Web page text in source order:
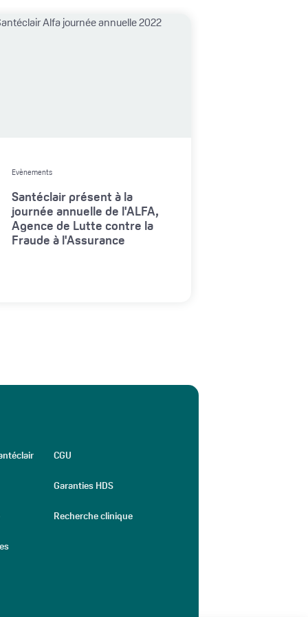
Evènements
Santéclair présent à la
journée annuelle de l'ALFA,
Agence de Lutte contre la
Fraude à l'Assurance
CGU
Garanties HDS
Recherche clinique